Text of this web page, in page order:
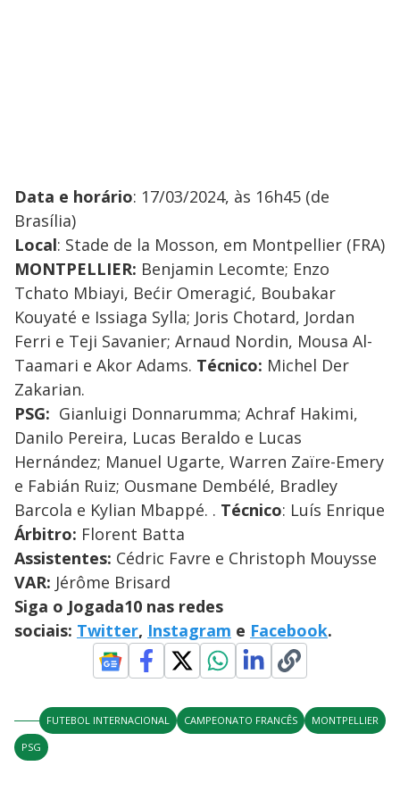
Data e horário: 17/03/2024, às 16h45 (de
Brasília)
Local: Stade de la Mosson, em Montpellier (FRA)
MONTPELLIER: Benjamin Lecomte; Enzo
Tchato Mbiayi, Bećir Omeragić, Boubakar
Kouyaté e Issiaga Sylla; Joris Chotard, Jordan
Ferri e Teji Savanier; Arnaud Nordin, Mousa Al-
Taamari e Akor Adams. Técnico: Michel Der
Zakarian.
PSG: Gianluigi Donnarumma; Achraf Hakimi,
Danilo Pereira, Lucas Beraldo e Lucas
Hernández; Manuel Ugarte, Warren Zaïre-Emery
e Fabián Ruiz; Ousmane Dembélé, Bradley
Barcola e Kylian Mbappé. . Técnico: Luís Enrique
Árbitro: Florent Batta
Assistentes: Cédric Favre e Christoph Mouysse
VAR: Jérôme Brisard
Siga o Jogada10 nas redes
sociais: Twitter, Instagram e Facebook.
FUTEBOL INTERNACIONAL CAMPEONATO FRANCÊS
MONTPELLIER
PSG